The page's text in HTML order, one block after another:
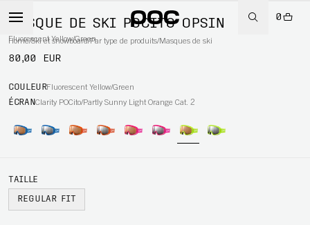
0
Home/Ski et snowboard/Par type de produits/Masques de ski
MASQUE DE SKI POCITO OPSIN
Fluorescent Yellow/Green
80,00 EUR
COULEURFluorescent Yellow/Green
ÉCRANClarity POCito/Partly Sunny Light Orange Cat. 2
TAILLE
REGULAR FIT